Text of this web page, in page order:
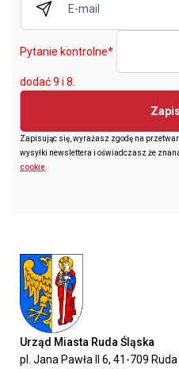
Pytanie kontrolne*
dodać 9 i 8.
Zapisując się, wyrażasz zgodę na
wysyłki newslettera i oświadczasz że
cookie
Urząd Miasta Ruda Śląska
pl. Jana Pawła II 6, 41-709